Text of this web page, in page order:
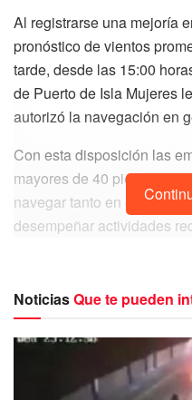
Al registrarse una mejoría
pronóstico de vientos
tarde, desde las 15:00
de Puerto de Isla Mujeres
autorizó la navegación en
Con esta disposición las
mayores de 40 pies (12.19
navegar tanto en el área
desempeñar actividades
NoticiasQue te pueden